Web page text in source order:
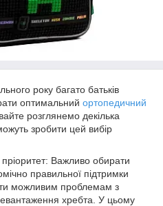
року багато батьків
оптимальний ортопедичний
розглянемо декілька
зробити цей вибір
Важливо обирати
правильної підтримки
можливим проблемам з
хребта. У цьому